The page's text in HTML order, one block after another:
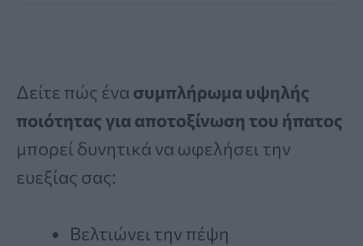
Δείτε πώς ένα συμπλήρωμα υψηλής
ποιότητας για αποτοξίνωση του ήπατος
μπορεί δυνητικά να ωφελήσει την
ευεξίας σας:
Βελτιώνει την πέψη